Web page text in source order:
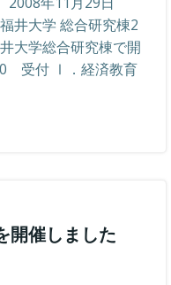
井大学 総合研究棟2
大学総合研究棟で開
受付 Ⅰ．経済教育
開催しました